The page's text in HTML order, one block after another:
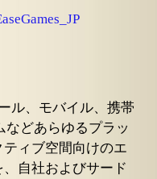
ル、モバイル、携帯
などあらゆるプラッ
ティブ空間向けのエ
自社およびサード